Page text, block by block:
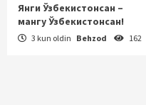
Янги Ўзбекистонсан –
мангу Ўзбекистонсан!
3 kun oldin Behzod 162